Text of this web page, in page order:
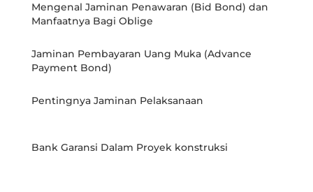
Mengenal Jaminan Penawaran (Bid Bond) dan
Manfaatnya Bagi Oblige
Jaminan Pembayaran Uang Muka (Advance
Payment Bond)
Pentingnya Jaminan Pelaksanaan
Bank Garansi Dalam Proyek konstruksi